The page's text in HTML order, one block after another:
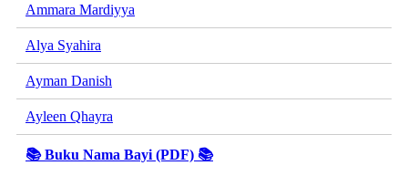
Ammara Mardiyya
Alya Syahira
Ayman Danish
Ayleen Qhayra
📚 Buku Nama Bayi (PDF) 📚